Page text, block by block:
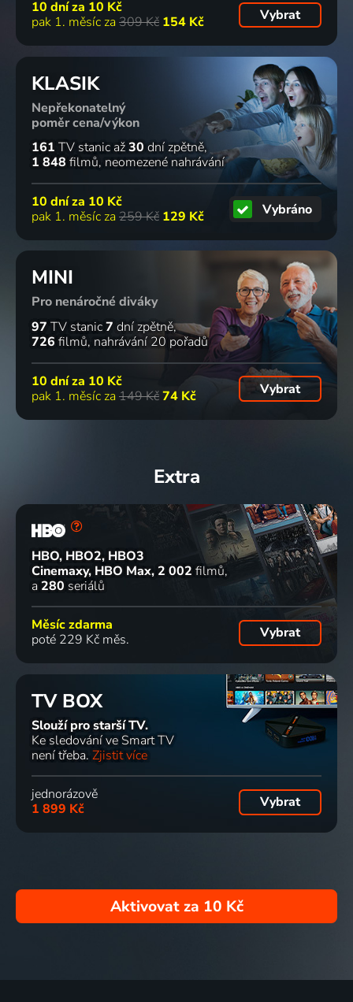
10 dní za 10 Kč
pak 1. měsíc za 309 Kč 154 Kč Vybrat
KLASIK
Nepřekonatelný
poměr cena/výkon
161 TV stanic až30 dní zpětně
1 848 filmů neomezené nahrávání
10 dní za 10 Kč
pak 1. měsíc za 259 Kč 129 Kč Vybráno
MINI
Pro nenáročné diváky
97 TV stanic7 dní zpětně
726 filmů nahrávání 20 pořadů
10 dní za 10 Kč
pak 1. měsíc za 149 Kč74 Kč Vybrat
Extra
HBO, HBO2, HBO3
Cinemaxy, HBO Max 2 002 filmů
a 280 seriálů
Měsíc zdarma
poté 229 Kč měs.
Vybrat
TV BOX
Slouží pro starší TV.
Ke sledování ve Smart TV
není třeba. Zjistit více
jednorázově
1 899 Kč
Vybrat
Aktivovat za 10 Kč